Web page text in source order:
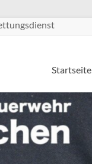
Startseite